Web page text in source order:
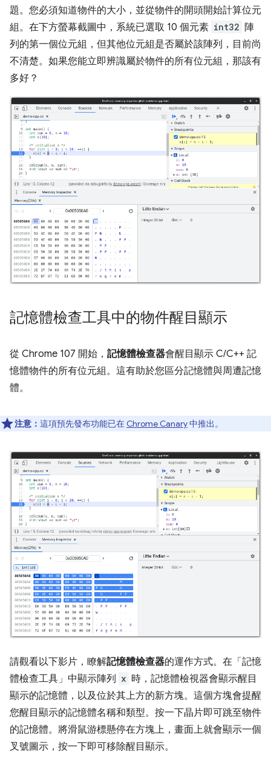
題。您必須知道物件的大小，並從物件的開頭開始計算位元
組。在下方螢幕截圖中，系統已選取 10 個元素 int32 陣
列的第一個位元組，但其他位元組是否屬於該陣列，目前尚
不清楚。如果您能立即辨識屬於物件的所有位元組，那該有
多好？
記憶體檢查工具中的物件醒目顯示
從 Chrome 107 開始， 記憶體檢查器會醒目顯示 C/C++ 記
憶體物件的所有位元組。這有助於您區分記憶體與周遭記憶
體。
注意： 這項預先發布功能已在 Chrome Canary中推出。
請觀看以下影片，瞭解記憶體檢查器的運作方式。在「記憶
體檢查工具」中顯示陣列 x 時，記憶體檢視器會顯示醒目
顯示的記憶體，以及位於其上方的新方塊。這個方塊會提醒
您醒目顯示的記憶體名稱和類型。按一下晶片即可跳至物件
的記憶體。將滑鼠游標懸停在方塊上，畫面上就會顯示一個
叉號圖示，按一下即可移除醒目顯示。